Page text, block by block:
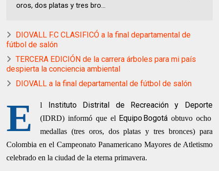
oros, dos platas y tres bro...
DIOVALL F.C CLASIFICÓ a la final departamental de
fútbol de salón
TERCERA EDICIÓN de la carrera árboles para mi país
despierta la conciencia ambiental
DIOVALL a la final departamental de fútbol de salón
E l Instituto Distrital de Recreación y Deporte
(IDRD) informó que el Equipo Bogotá obtuvo ocho
medallas (tres oros, dos platas y tres bronces) para
Colombia en el Campeonato Panamericano Mayores de Atletismo
celebrado en la ciudad de la eterna primavera.